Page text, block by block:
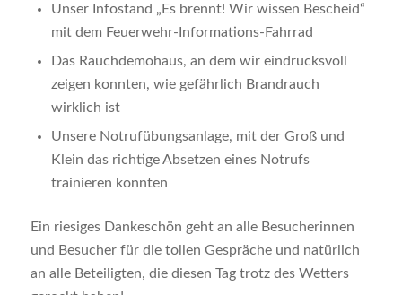
Unser Infostand „Es brennt! Wir wissen Bescheid“
mit dem Feuerwehr-Informations-Fahrrad
Das Rauchdemohaus, an dem wir eindrucksvoll
zeigen konnten, wie gefährlich Brandrauch
wirklich ist
Unsere Notrufübungsanlage, mit der Groß und
Klein das richtige Absetzen eines Notrufs
trainieren konnten
Ein riesiges Dankeschön geht an alle Besucherinnen
und Besucher für die tollen Gespräche und natürlich
an alle Beteiligten, die diesen Tag trotz des Wetters